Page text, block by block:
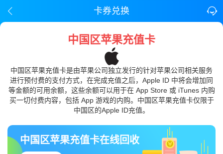
卡券兑换
中国区苹果充值卡
中国区苹果充值卡是由苹果公司独立发行的针对苹果公司相关服务
进行预付费的支付方式，在完成充值之后，Apple ID 中将会增加同
等金额的可用余额，这些余额可以用于在 App Store 或 iTunes 内购
买一切付费内容，包括 App 游戏的内购。中国区苹果充值卡仅限于
中国区的Apple ID充值。
中国区苹果充值卡在线回收